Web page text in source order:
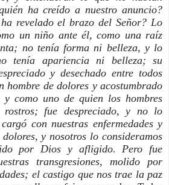
ha creído a nuestro anuncio?
revelado el brazo del Señor? Lo
un niño ante él, como una raíz
no tenía forma ni belleza, y lo
tenía apariencia ni belleza; su
y desechado entre todos
hombre de dolores y acostumbrado
como uno de quien los hombres
rostros; fue despreciado, y no lo
con nuestras enfermedades y
y nosotros lo consideramos
por Dios y afligido. Pero fue
transgresiones, molido por
el castigo que nos trae la paz